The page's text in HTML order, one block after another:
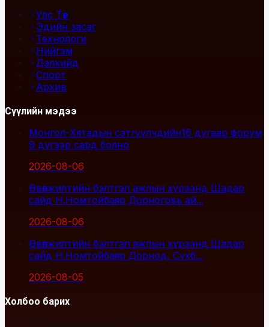
Улс Төр
Эдийн засаг
Технологи
Нийгэм
Дэлхийд
Спорт
Архив
Сүүлийн мэдээ
Монгол-Хятадын сэтгүүлчдийн16 дугаар форум
9 дүгээр сард болно
2026-08-06
Өвөлжилтийн бэлтгэл ажлын хүрээнд Шадар
сайд Н.Номтойбаяр Дорноговь ай...
2026-08-06
Өвөлжилтийн бэлтгэл ажлын хүрээнд Шадар
сайд Н.Номтойбаяр Дорнод, Сүхб...
2026-08-05
Холбоо барих